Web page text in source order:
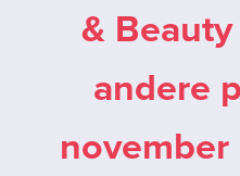
&
andere